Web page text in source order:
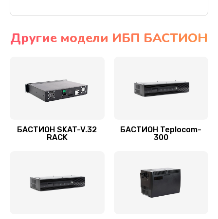
Другие модели ИБП БАСТИОН
БАСТИОН SKAT-V.32
RACK
БАСТИОН Teplocom-
300